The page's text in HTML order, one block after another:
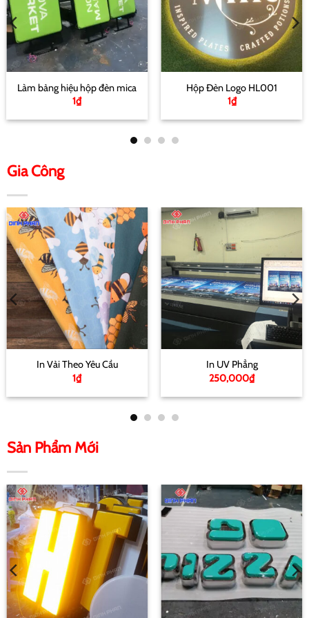
Làm bảng hiệu hộp đèn mica
1₫
Hộp Đèn Logo HL001
1₫
Gia Công
In Vải Theo Yêu Cầu
1₫
In UV Phẳng
250,000₫
Sản Phẩm Mới